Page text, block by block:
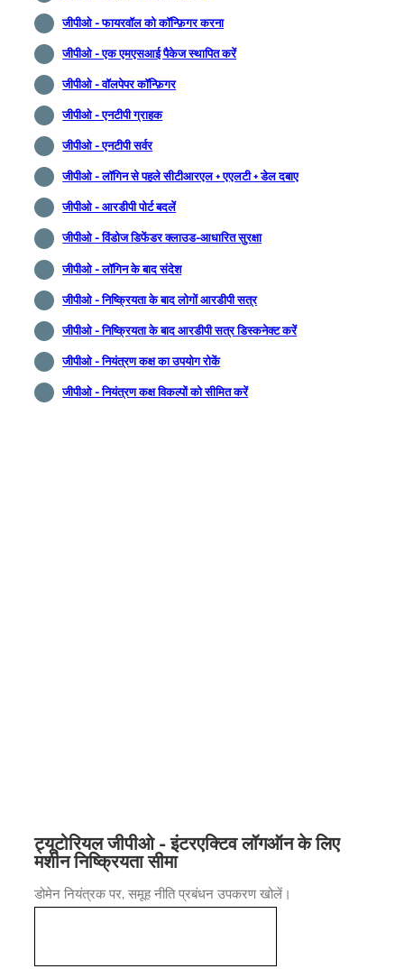
जीपीओ - फायरवॉल को कॉन्फ़िगर करना
जीपीओ - एक एमएसआई पैकेज स्थापित करें
जीपीओ - वॉलपेपर कॉन्फ़िगर
जीपीओ - एनटीपी ग्राहक
जीपीओ - एनटीपी सर्वर
जीपीओ - लॉगिन से पहले सीटीआरएल + एएलटी + डेल दबाए
जीपीओ - आरडीपी पोर्ट बदलें
जीपीओ - विंडोज डिफेंडर क्लाउड-आधारित सुरक्षा
जीपीओ - लॉगिन के बाद संदेश
जीपीओ - निष्क्रियता के बाद लोगाें आरडीपी सत्र
जीपीओ - निष्क्रियता के बाद आरडीपी सत्र डिस्कनेक्ट करें
जीपीओ - नियंत्रण कक्ष का उपयोग रोकें
जीपीओ - नियंत्रण कक्ष विकल्पों को सीमित करें
ट्यूटोरियल जीपीओ - इंटरएक्टिव लॉगऑन के लिए
मशीन निष्क्रियता सीमा
डोमेन नियंत्रक पर, समूह नीति प्रबंधन उपकरण खोलें।